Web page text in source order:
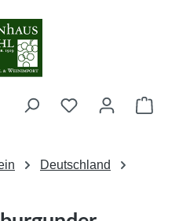
Deutschland